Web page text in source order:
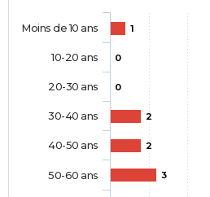
1
0
0
2
2
3
Moins de 10 ans
10-20 ans
20-30 ans
30-40 ans
40-50 ans
50-60 ans